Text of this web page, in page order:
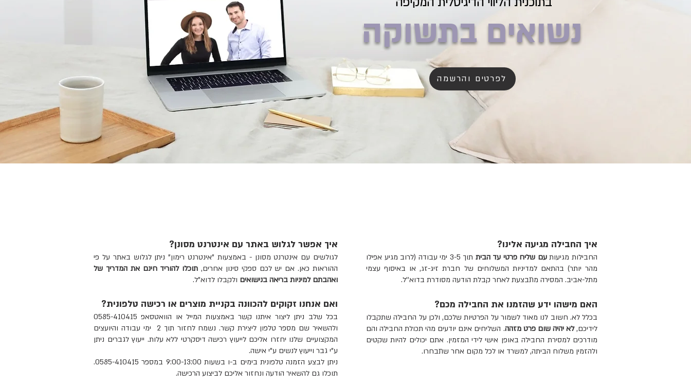
נשואים בתשוקה
לפרטים והרשמה
איך אפשר לגלוש באתר עם אינטרנט מסונן?
לגולשים עם אינטרנט מסונן - באמצעות "אינטרנט רימון" ניתן לגלוש באתר על פי
ההוראות כאן. אם יש לכם ספקי סינון אחרים, תוכלו להוריד חינם אתהמדריך של
ואהבתם למיניות בריאה בנישואים ולקבלו לדוא"ל.
ואם אנחנו זקוקים להכוונה בקניית מוצרים או רכישה טלפונית?
בכל שלב ניתן ליצור איתנו קשר באמצעות המיילאו הוואטסאפ 0585-410415
ולהשאיר שם מספר טלפון ליצירת קשר. נשמח לחזור תוך 2 ימי עבודה והיועצים
המקצועיים שלנו יחזרו אליכם לייעוץ רכישה דיסקרטי ללא עלות. ייעוץ לגברים ניתן
ע"י גבר וייעוץ לנשים ע"י אישה.
ניתן לבצע הזמנה טלפונית בימים ב-ו בשעות 9:00-13:00 במספר 0585-410415.
תוכלו גם להשאיר הודעה ונחזור אליכם לביצוע הרכישה.
איך החבילה מגיעה אלינו?
החבילות מגיעותעם שליח פרטי עד הבית
תוך 3-5 ימי עבודה (לרוב מגיע אפילו
מהר יותר) בהתאם למדיניות המשלוחים של חברת זיג-זג, או באיסוף עצמי
מתל-אביב. המסירה מתבצעת לאחר קבלת הודעה מסודרת בדוא''ל.
האם מישהו ידע שהזמנו את החבילה מכם?
בכלל לא. חשוב לנו מאוד לשמור על הפרטיות שלכם, ולכן על החבילה שתקבלו
לידיכם,לא יהיה שום פרט מזהה. השליחים אינם יודעים מהי תכולת החבילה והם
מודרכים למסירת החבילה באופן אישי לידי המזמין. אתם יכולים להיות שקטים
ולהזמין משלוח הביתה, למשרד או לכל מקום אחר שתבחרו.